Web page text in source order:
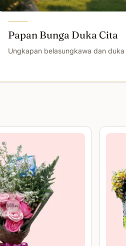
Papan Bunga Duka Cita
Ungkapan belasungkawa dan duka